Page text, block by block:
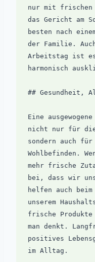
nur mit
das Gericht am
besten nach
der Familie.
Arbeitstag ist es
harmonisch
## Gesundheit,
Eine
nicht nur für die
sondern auch
Wohlbefinden.
mehr frische
bei, dass wir
helfen auch beim
unserem
frische
man denkt.
positives
im Alltag.